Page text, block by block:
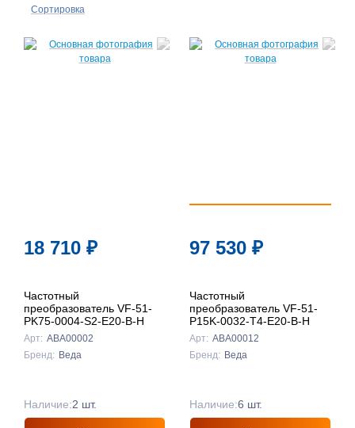
Сортировка
↓18 710 ₽
Частотный
преобразователь VF-51-
PK75-0004-S2-E20-B-H
Арт: ABA00002
Бренд: Веда
Наличие:2 шт.
97 530 ₽
Частотный
преобразователь VF-51-
P15K-0032-T4-E20-B-H
Арт: ABA00012
Бренд: Веда
Наличие:6 шт.